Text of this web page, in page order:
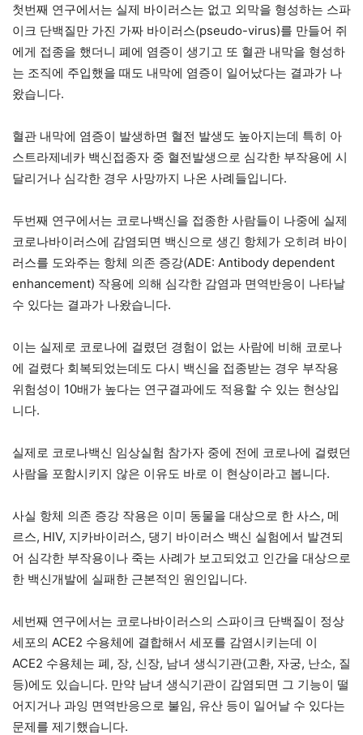
첫번째 연구에서는 실제 바이러스는 없고 외막을 형성하는 스파
이크 단백질만 가진 가짜 바이러스(pseudo-virus)를 만들어 쥐
에게 접종을 했더니 폐에 염증이 생기고 또 혈관 내막을 형성하
는 조직에 주입했을 때도 내막에 염증이 일어났다는 결과가 나
왔습니다.
혈관 내막에 염증이 발생하면 혈전 발생도 높아지는데 특히 아
스트라제네카 백신접종자 중 혈전발생으로 심각한 부작용에 시
달리거나 심각한 경우 사망까지 나온 사례들입니다.
두번째 연구에서는 코로나백신을 접종한 사람들이 나중에 실제
코로나바이러스에 감염되면 백신으로 생긴 항체가 오히려 바이
러스를 도와주는 항체 의존 증강(ADE: Antibody dependent
enhancement) 작용에 의해 심각한 감염과 면역반응이 나타날
수 있다는 결과가 나왔습니다.
이는 실제로 코로나에 걸렸던 경험이 없는 사람에 비해 코로나
에 걸렸다 회복되었는데도 다시 백신을 접종받는 경우 부작용
위험성이 10배가 높다는 연구결과에도 적용할 수 있는 현상입
니다.
실제로 코로나백신 임상실험 참가자 중에 전에 코로나에 걸렸던
사람을 포함시키지 않은 이유도 바로 이 현상이라고 봅니다.
사실 항체 의존 증강 작용은 이미 동물을 대상으로 한 사스, 메
르스, HIV, 지카바이러스, 댕기 바이러스 백신 실험에서 발견되
어 심각한 부작용이나 죽는 사례가 보고되었고 인간을 대상으로
한 백신개발에 실패한 근본적인 원인입니다.
세번째 연구에서는 코로나바이러스의 스파이크 단백질이 정상
세포의 ACE2 수용체에 결합해서 세포를 감염시키는데 이
ACE2 수용체는 폐, 장, 신장, 남녀 생식기관(고환, 자궁, 난소, 질
등)에도 있습니다. 만약 남녀 생식기관이 감염되면 그 기능이 떨
어지거나 과잉 면역반응으로 불임, 유산 등이 일어날 수 있다는
문제를 제기했습니다.